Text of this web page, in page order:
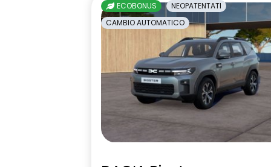
Panchetta posteriore frazionabile
e ribaltabile 1/3-2/3
Presa da
Riconoscimento corsia LKA
stradali con
velocità ISA
Selleria in tessuto specifico
Sistema
ECOBONUS
NEOPATENTATI
CAMBIO AUTOMATICO